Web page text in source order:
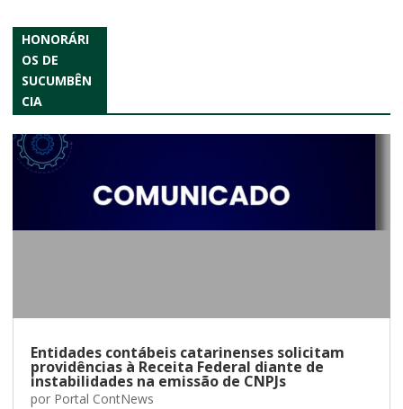
HONORÁRI
OS DE
SUCUMBÊN
CIA
Entidades contábeis catarinenses solicitam
providências à Receita Federal diante de
instabilidades na emissão de CNPJs
por Portal ContNews